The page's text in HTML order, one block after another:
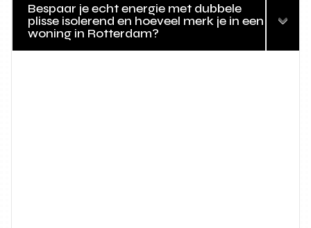
Bespaar je echt energie met dubbele
plisse isolerend en hoeveel merk je in een
woning in Rotterdam?